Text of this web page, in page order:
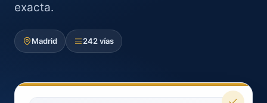
exacta.
Madrid 242 vías